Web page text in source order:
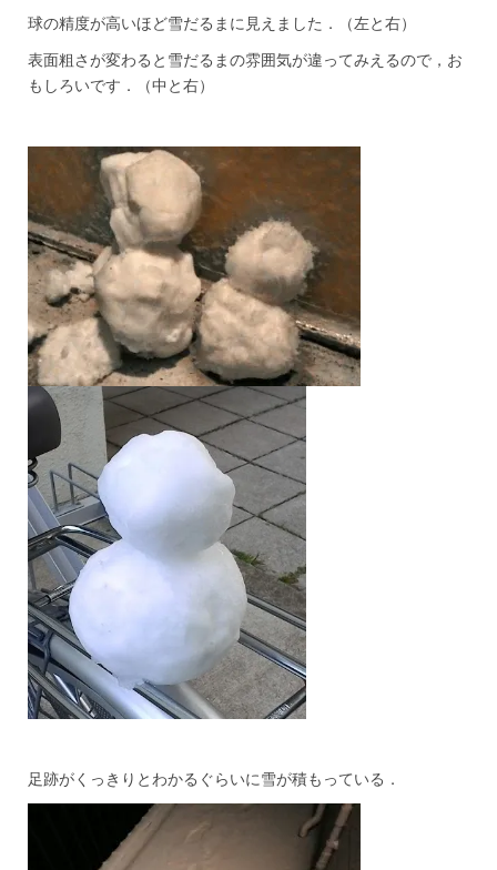
球の精度が高いほど雪だるまに見えました．（左と右）
表面粗さが変わると雪だるまの雰囲気が違ってみえるので，お
もしろいです．（中と右）
足跡がくっきりとわかるぐらいに雪が積もっている．